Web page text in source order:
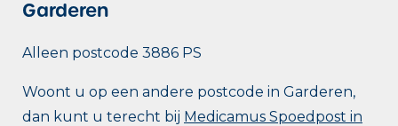
Garderen
Alleen postcode 3886 PS
Woont u op een andere postcode in Garderen,
dan kunt u terecht bij Medicamus Spoedpost in